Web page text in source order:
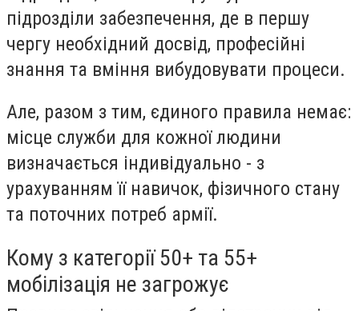
підрозділи забезпечення, де в першу
чергу необхідний досвід, професійні
знання та вміння вибудовувати процеси.
Але, разом з тим, єдиного правила немає:
місце служби для кожної людини
визначається індивідуально - з
урахуванням її навичок, фізичного стану
та поточних потреб армії.
Кому з категорії 50+ та 55+
мобілізація не загрожує